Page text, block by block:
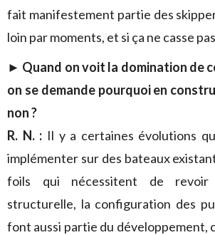
fait manifestement partie des
loin par moments, et si ça ne casse
► Quand on voit la domination de
on se demande pourquoi en
non ?
R. N. : Il y a certaines évolutions
implémenter sur des bateaux
foils qui nécessitent de
structurelle, la configuration des
font aussi partie du développement,